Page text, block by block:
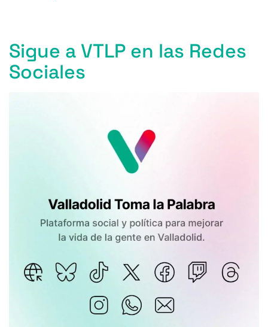
Sigue a VTLP en las Redes
Sociales